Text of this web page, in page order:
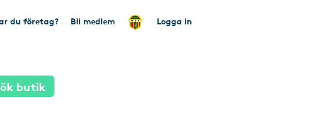
du företag? Bli medlem Logga in
butik